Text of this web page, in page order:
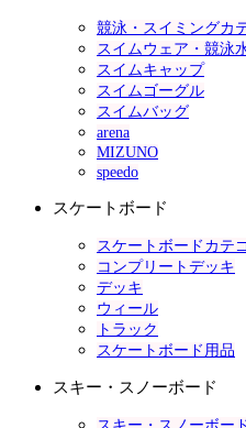
競泳・スイミングカ
スイムウェア・競泳
スイムキャップ
スイムゴーグル
スイムバッグ
arena
MIZUNO
speedo
スケートボード
スケートボードカテ
コンプリートデッキ
デッキ
ウィール
トラック
スケートボード用品
スキー・スノーボード